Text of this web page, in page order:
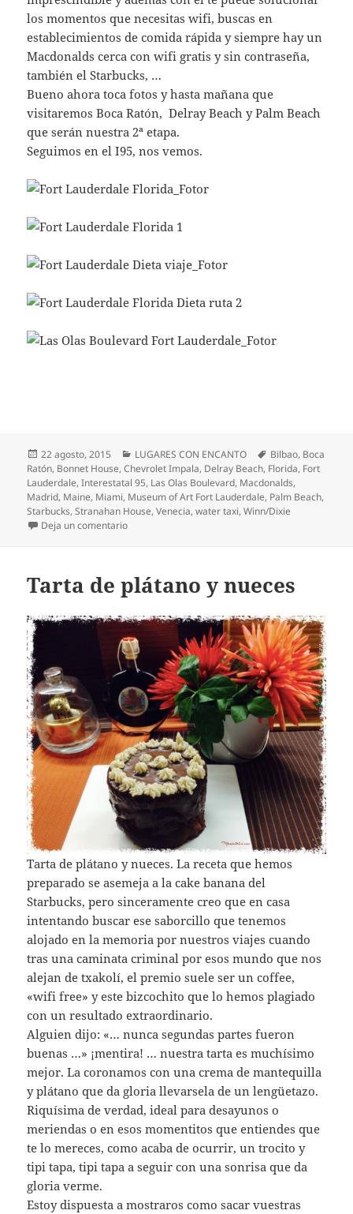
los momentos que necesitas wifi, buscas en
establecimientos de comida rápida y siempre hay un
Macdonalds cerca con wifi gratis y sin contraseña,
también el Starbucks, …
Bueno ahora toca fotos y hasta mañana que
visitaremos Boca Ratón, Delray Beach y Palm Beach
que serán nuestra 2ª etapa.
Seguimos en el I95, nos vemos.
Publicado
el
22 agosto, 2015 Categorías
LUGARES CON ENCANTO Etiquetas
Bilbao, Boca
Ratón, Bonnet House,Chevrolet Impala, Delray Beach, Florida, Fort
Lauderdale,Interestatal 95, Las Olas Boulevard, Macdonalds,
Madrid, Maine, Miami, Museum of Art Fort Lauderdale, Palm Beach,
Starbucks,Stranahan House,Venecia,water taxi,Winn/Dixie
Deja un comentarioen Recorriendo la Costa Este USA – Florida
Tarta de plátano y nueces
Tarta de plátano y nueces. La receta que hemos
preparado se asemeja a la cake banana del
Starbucks, pero sinceramente creo que en casa
intentando buscar ese saborcillo que tenemos
alojado en la memoria por nuestros viajes cuando
tras una caminata criminal por esos mundo que nos
alejan de txakolí, el premio suele ser un coffee,
«wifi free» y este bizcochito que lo hemos plagiado
con un resultado extraordinario.
Alguien dijo: «… nunca segundas partes fueron
buenas …» ¡mentira! … nuestra tarta es muchísimo
mejor. La coronamos con una crema de mantequilla
y plátano que da gloria llevarsela de un lengüetazo.
Riquísima de verdad, ideal para desayunos o
meriendas o en esos momentitos que entiendes que
te lo mereces, como acaba de ocurrir, un trocito y
tipi tapa, tipi tapa a seguir con una sonrisa que da
gloria verme.
Estoy dispuesta a mostraros como sacar vuestras